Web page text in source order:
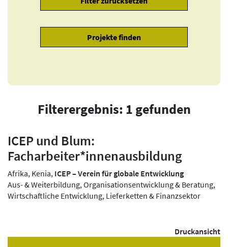
Filterergebnis: 1 gefunden
ICEP und Blum:
Facharbeiter*innenausbildung
Afrika, Kenia, ICEP – Verein für globale Entwicklung
Aus- & Weiterbildung, Organisationsentwicklung & Beratung,
Wirtschaftliche Entwicklung, Lieferketten & Finanzsektor
Druckansicht